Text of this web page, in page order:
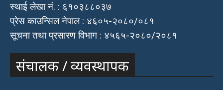
स्थाई लेखा नं. : ६१०३८८०३७
प्रेस काउन्सिल नेपाल : ४६०५-२०८०/०८१
सूचना तथा प्रसारण विभाग : ४५६५-२०८०/२०८१
संचालक / व्यवस्थापक